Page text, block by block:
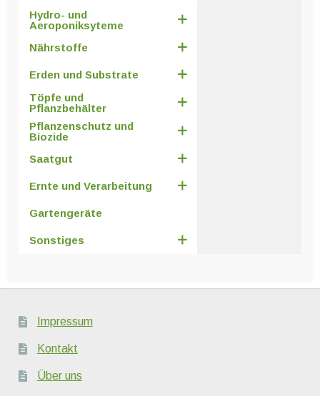
Hydro- und
Aeroponiksyteme
Nährstoffe
Erden und Substrate
Töpfe und
Pflanzbehälter
Pflanzenschutz und
Biozide
Saatgut
Ernte und Verarbeitung
Gartengeräte
Sonstiges
Impressum
Kontakt
Über uns